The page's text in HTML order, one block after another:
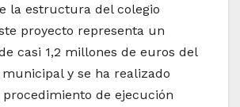
la estructura del colegio
proyecto representa un
casi 1,2 millones de euros del
y se ha realizado
de ejecución